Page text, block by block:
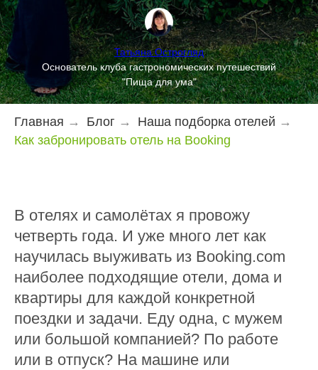
Татьяна Острогляд
Основатель клуба гастрономических путешествий
"Пища для ума"
Главная → Блог → Наша подборка отелей →
Как забронировать отель на Booking
В отелях и самолётах я провожу
четверть года. И уже много лет как
научилась выуживать из Booking.com
наиболее подходящие отели, дома и
квартиры для каждой конкретной
поездки и задачи. Еду одна, с мужем
или большой компанией? По работе
или в отпуск? На машине или